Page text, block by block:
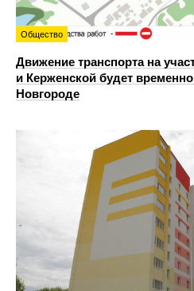
Общество
Движение транспорта на
и Керженской будет
Новгороде